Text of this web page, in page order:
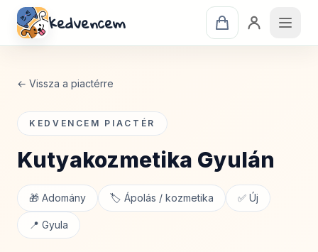
kedvencem
← Vissza a piactérre
KEDVENCEM PIACTÉR
Kutyakozmetika Gyulán
🎁 Adomány 🏷️ Ápolás / kozmetika ✅ Új
📍 Gyula